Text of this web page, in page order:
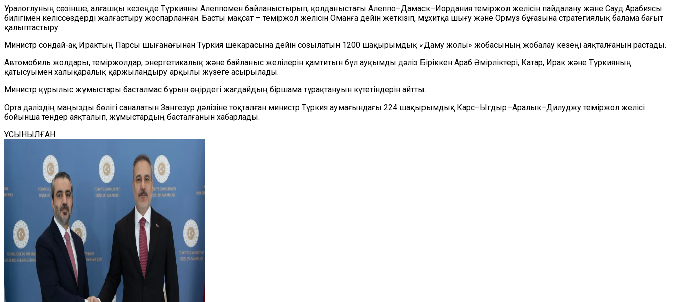
Уралоглуның сөзінше, алғашқы кезеңде Түркияны Алеппомен байланыстырып, қолданыстағы Алеппо–Дамаск–Иордания теміржол желісін пайдалану және Сауд Арабиясы
билігімен келіссөздерді жалғастыру жоспарланған. Басты мақсат – теміржол желісін Оманға дейін жеткізіп, мұхитқа шығу және Ормуз бұғазына стратегиялық балама бағыт
қалыптастыру.
Министр сондай-ақ Ирактың Парсы шығанағынан Түркия шекарасына дейін созылатын 1200 шақырымдық «Даму жолы» жобасының жобалау кезеңі аяқталғанын растады.
Автомобиль жолдары, теміржолдар, энергетикалық және байланыс желілерін қамтитын бұл ауқымды дәліз Біріккен Араб Әмірліктері, Катар, Ирак және Түркияның
қатысуымен халықаралық қаржыландыру арқылы жүзеге асырылады.
Министр құрылыс жұмыстары басталмас бұрын өңірдегі жағдайдың біршама тұрақтануын күтетіндерін айтты.
Орта дәліздің маңызды бөлігі саналатын Зангезур дәлізіне тоқталған министр Түркия аумағындағы 224 шақырымдық Карс–Ыгдыр–Аралык–Дилуджу теміржол желісі
бойынша тендер аяқталып, жұмыстардың басталғанын хабарлады.
ҰСЫНЫЛҒАН